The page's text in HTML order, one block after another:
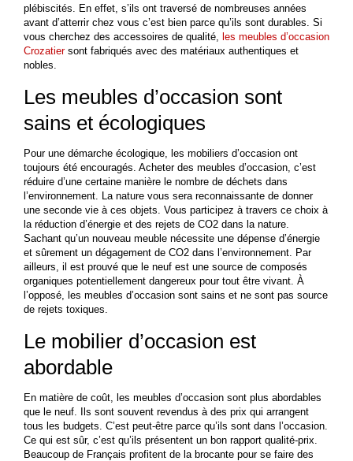
plébiscités. En effet, s’ils ont traversé de nombreuses années
avant d’atterrir chez vous c’est bien parce qu’ils sont durables. Si
vous cherchez des accessoires de qualité,
les meubles d’occasion
Crozatiersont fabriqués avec des matériaux authentiques et
nobles.
Les meubles d’occasion sont
sains et écologiques
Pour une démarche écologique, les mobiliers d’occasion ont
toujours été encouragés. Acheter des meubles d’occasion, c’est
réduire d’une certaine manière le nombre de déchets dans
l’environnement. La nature vous sera reconnaissante de donner
une seconde vie à ces objets. Vous participez à travers ce choix à
la réduction d’énergie et des rejets de CO2 dans la nature.
Sachant qu’un nouveau meuble nécessite une dépense d’énergie
et sûrement un dégagement de CO2 dans l’environnement. Par
ailleurs, il est prouvé que le neuf est une source de composés
organiques potentiellement dangereux pour tout être vivant. À
l’opposé, les meubles d’occasion sont sains et ne sont pas source
de rejets toxiques.
Le mobilier d’occasion est
abordable
En matière de coût, les meubles d’occasion sont plus abordables
que le neuf. Ils sont souvent revendus à des prix qui arrangent
tous les budgets. C’est peut-être parce qu’ils sont dans l’occasion.
Ce qui est sûr, c’est qu’ils présentent un bon rapport qualité-prix.
Beaucoup de Français profitent de la brocante pour se faire des